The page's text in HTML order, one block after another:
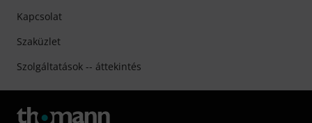
Kapcsolat
Szaküzlet
Szolgáltatások -- áttekintés